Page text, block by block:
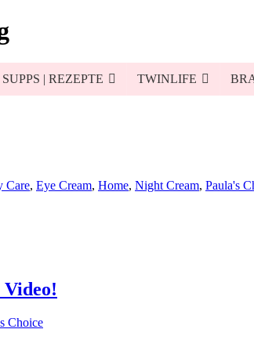
| REZEPTE TWINLIFE
Care, Eye Cream, Home, Night Cream, Paula's
Video!
Choice